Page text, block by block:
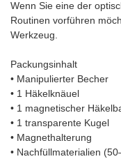
Wenn Sie eine der
Routinen vorführen
Werkzeug.
Packungsinhalt
• Manipulierter Becher
• 1 Häkelknäuel
• 1 magnetischer
• 1 transparente Kugel
• Magnethalterung
• Nachfüllmaterialien